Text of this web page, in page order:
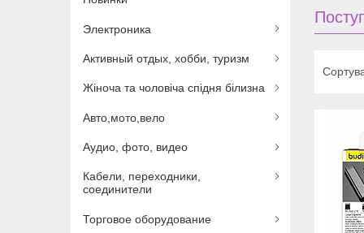
Электроника
Активный отдых, хобби, туризм
Жіноча та чоловіча спідня білизна
Авто,мото,вело
Аудио, фото, видео
Кабели, переходники,
соединители
Торговое оборудование